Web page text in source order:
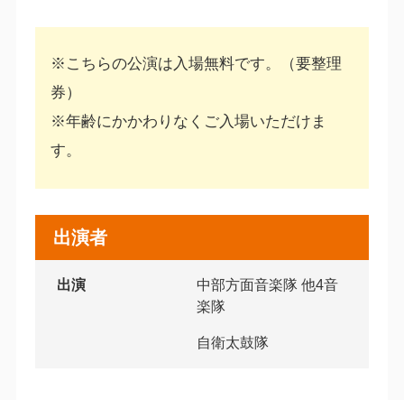
※こちらの公演は入場無料です。（要整理
券）
※年齢にかかわりなくご入場いただけま
す。
出演者
出演
中部方面音楽隊 他4音
楽隊
自衛太鼓隊